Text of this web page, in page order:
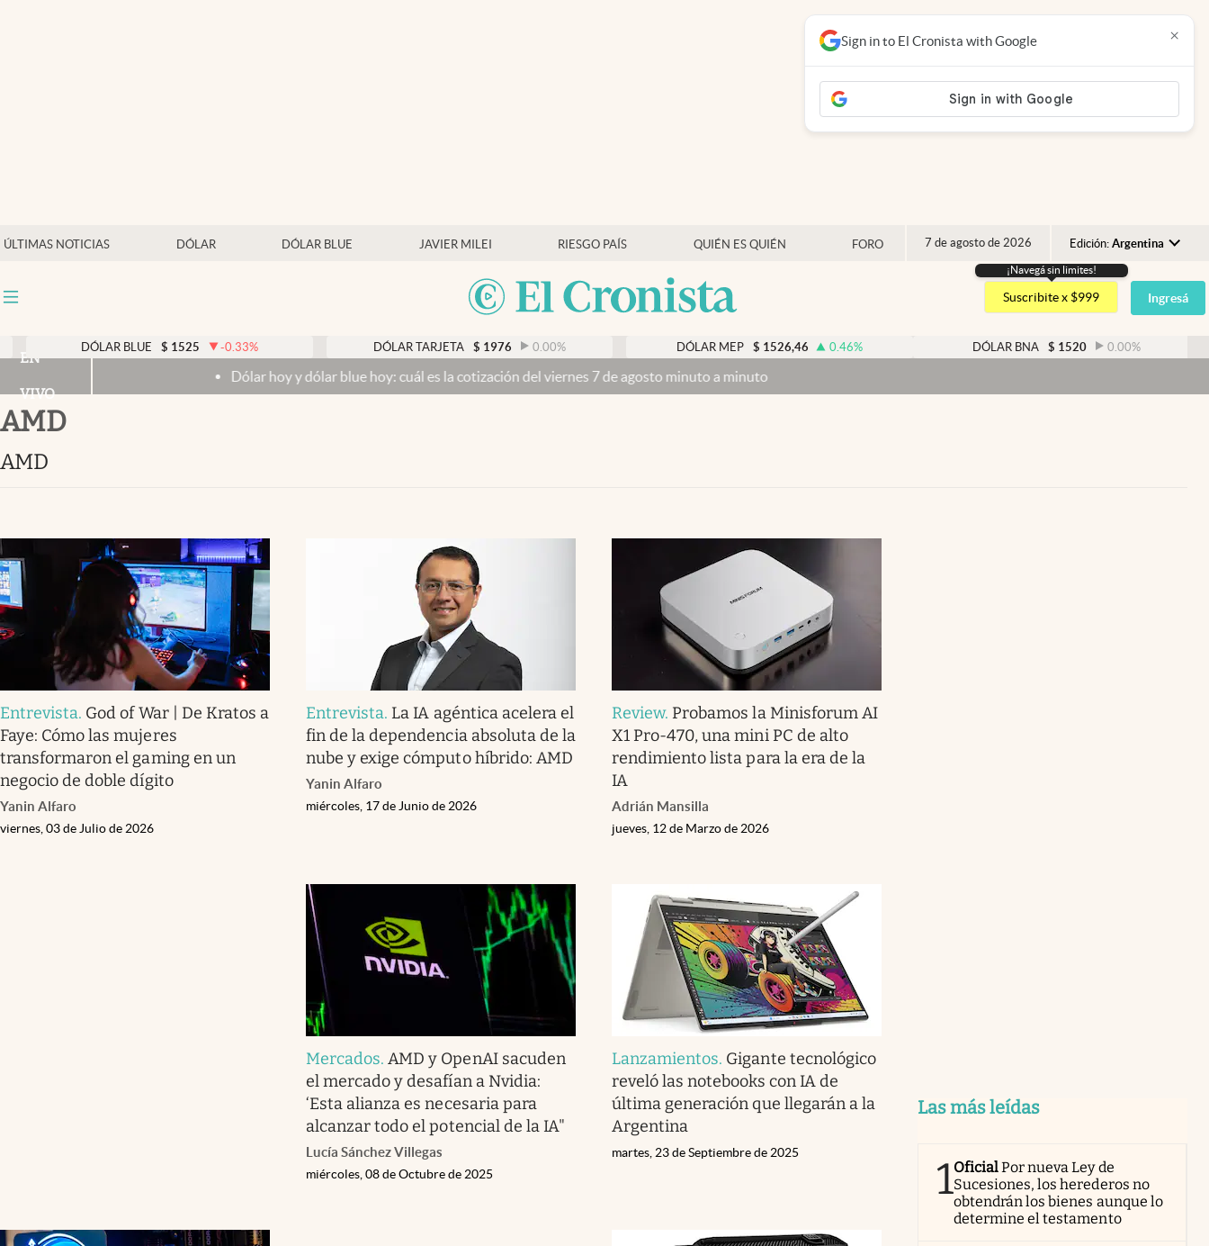
ÚLTIMAS NOTICIAS DÓLAR DÓLAR BLUE JAVIER MILEI RIESGO PAÍS QUIÉN ES QUIÉN FORO 7 de agosto de 2026 Edición: Argentina
Argentina
España
USA
Mercados Online
Otras secciones
Infotechnology
Eventos Corporativos
El Cronista Studio
Mediakit
abre en nueva pestaña
¡Navegá sin limites!
Suscribite x $999 Ingresá
$ 1525 -0.33% DÓLAR TARJETA $ 1976 0.00% 1526,46 0.46% 1520 0.00%
EN
VIVO
Dólar hoy y dólar blue hoy: cuál es la cotización del viernes 7 de agosto minuto a minuto
Sign in to El Cronista with Google ×
AMD
AMD
Entrevista. God of War | De Kratos a
Faye: Cómo las mujeres
transformaron el gaming en un
negocio de doble dígito
Yanin Alfaro
viernes, 03 de Julio de 2026
Entrevista. La IA agéntica acelera el
fin de la dependencia absoluta de la
nube y exige cómputo híbrido: AMD
Yanin Alfaro
miércoles, 17 de Junio de 2026
Review. Probamos la Minisforum AI
X1 Pro-470, una mini PC de alto
rendimiento lista para la era de la
IA
Adrián Mansilla
jueves, 12 de Marzo de 2026
Mercados.AMD y OpenAI sacuden
el mercado y desafían a Nvidia:
‘Esta alianza es necesaria para
alcanzar todo el potencial de la IA"
Lucía Sánchez Villegas
miércoles, 08 de Octubre de 2025
Lanzamientos. Gigante tecnológico
reveló las notebooks con IA de
última generación que llegarán a la
Argentina
martes, 23 de Septiembre de 2025
Las más leídas
1OficialPor nueva Ley de
Sucesiones, los herederos no
obtendrán los bienes aunque lo
determine el testamento